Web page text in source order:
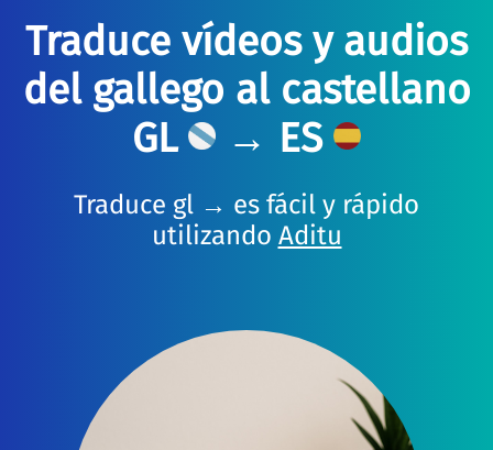
Traduce vídeos y audios
del gallego al castellano
GL
→ ES
Traduce gl → es fácil y rápido
utilizando Aditu